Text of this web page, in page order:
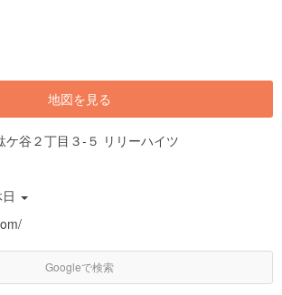
地図を見る
ケ谷２丁目３-５ リリーハイツ
Googleで検索